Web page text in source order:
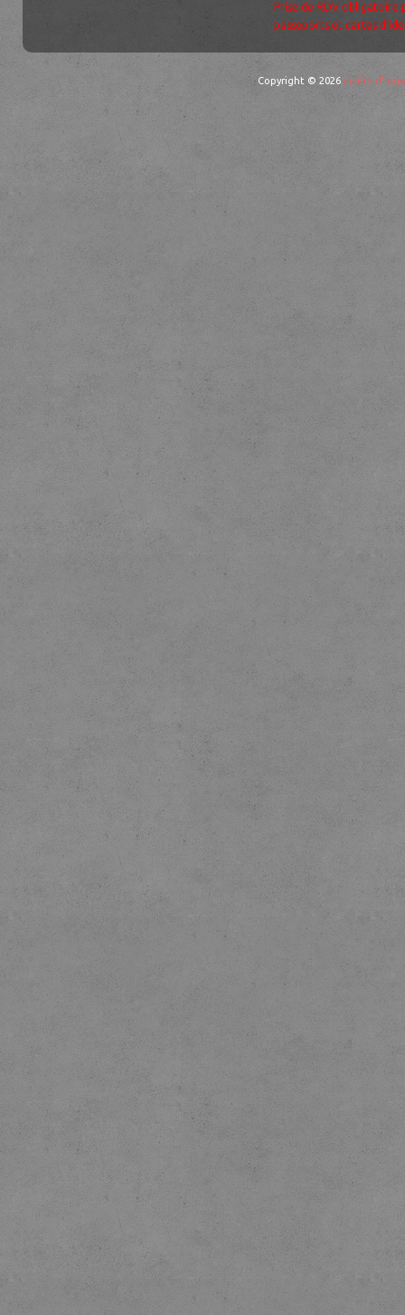
Prise de RDV obligatoire
passeports et cartes
Copyright © 2026 mairie